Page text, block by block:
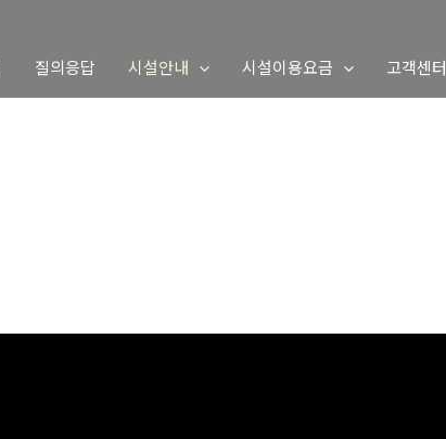
질의응답 시설안내 시설이용요금 고객센터